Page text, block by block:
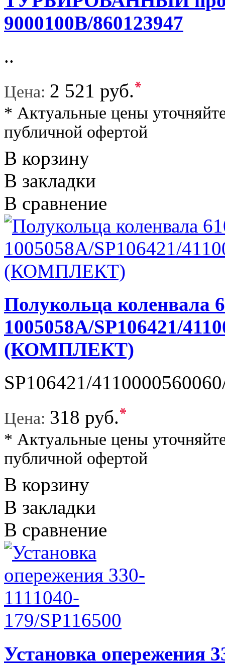
9000100B/860123947
..
Цена: 2 521 руб.*
* Актуальные цены
публичной офертой
В корзину
В закладки
В сравнение
Полукольца коленвала
1005058A/SP106421/
(КОМПЛЕКТ)
SP106421/
Цена: 318 руб.*
* Актуальные цены
публичной офертой
В корзину
В закладки
В сравнение
Установка опережения